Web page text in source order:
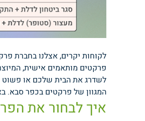
לקוחות יקרים, אצלנו בחברת
פרקטים מותאמים אישית,
לשדרג את הבית שלכם או פשוט
המגוון של פרקטים בכפר סבא.
איך לבחור את